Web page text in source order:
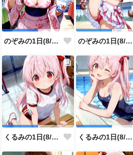
のぞみの1日(8/8投稿分) のぞみの1日(8/7投稿分)
くるみの1日(8/5投稿分) くるみの1日(8/4投稿分)